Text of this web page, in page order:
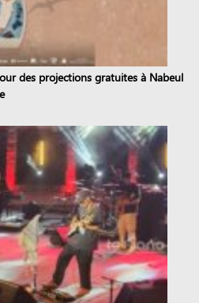
des projections gratuites à Nabeul